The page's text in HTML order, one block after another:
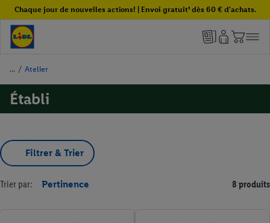
Chaque jour de nouvelles actions! | Envoi gratuit¹ dès 60 € d'achats.
/ Atelier
Établi
Filtrer & Trier
Trier par: Pertinence 8 produits